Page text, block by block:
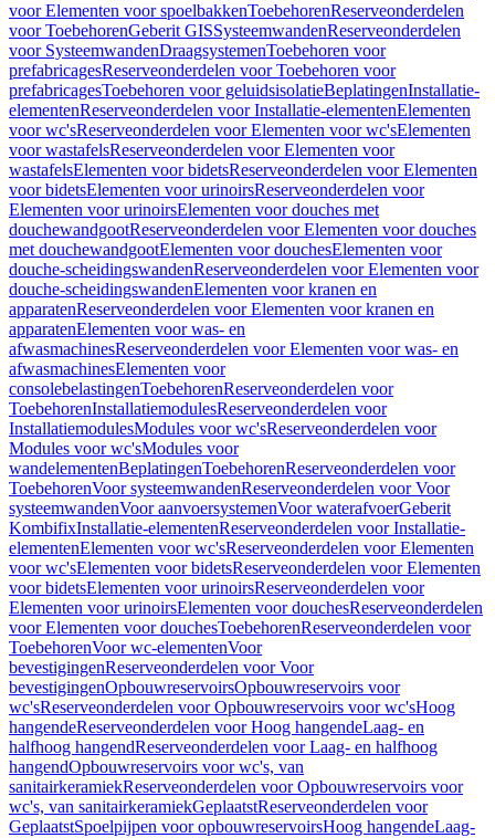
voor Elementen voor spoelbakkenToebehorenReserveonderdelen
voor ToebehorenGeberit GISSysteemwandenReserveonderdelen
voor SysteemwandenDraagsystemenToebehoren voor
prefabricagesReserveonderdelen voor Toebehoren voor
prefabricagesToebehoren voor geluidsisolatieBeplatingenInstallatie-
elementenReserveonderdelen voor Installatie-elementenElementen
voor wc'sReserveonderdelen voor Elementen voor wc'sElementen
voor wastafelsReserveonderdelen voor Elementen voor
wastafelsElementen voor bidetsReserveonderdelen voor Elementen
voor bidetsElementen voor urinoirsReserveonderdelen voor
Elementen voor urinoirsElementen voor douches met
douchewandgootReserveonderdelen voor Elementen voor douches
met douchewandgootElementen voor douchesElementen voor
douche-scheidingswandenReserveonderdelen voor Elementen voor
douche-scheidingswandenElementen voor kranen en
apparatenReserveonderdelen voor Elementen voor kranen en
apparatenElementen voor was- en
afwasmachinesReserveonderdelen voor Elementen voor was- en
afwasmachinesElementen voor
consolebelastingenToebehorenReserveonderdelen voor
ToebehorenInstallatiemodulesReserveonderdelen voor
InstallatiemodulesModules voor wc'sReserveonderdelen voor
Modules voor wc'sModules voor
wandelementenBeplatingenToebehorenReserveonderdelen voor
ToebehorenVoor systeemwandenReserveonderdelen voor Voor
systeemwandenVoor aanvoersystemenVoor waterafvoerGeberit
KombifixInstallatie-elementenReserveonderdelen voor Installatie-
elementenElementen voor wc'sReserveonderdelen voor Elementen
voor wc'sElementen voor bidetsReserveonderdelen voor Elementen
voor bidetsElementen voor urinoirsReserveonderdelen voor
Elementen voor urinoirsElementen voor douchesReserveonderdelen
voor Elementen voor douchesToebehorenReserveonderdelen voor
ToebehorenVoor wc-elementenVoor
bevestigingenReserveonderdelen voor Voor
bevestigingenOpbouwreservoirsOpbouwreservoirs voor
wc'sReserveonderdelen voor Opbouwreservoirs voor wc'sHoog
hangendeReserveonderdelen voor Hoog hangendeLaag- en
halfhoog hangendReserveonderdelen voor Laag- en halfhoog
hangendOpbouwreservoirs voor wc's, van
sanitairkeramiekReserveonderdelen voor Opbouwreservoirs voor
wc's, van sanitairkeramiekGeplaatstReserveonderdelen voor
GeplaatstSpoelpijpen voor opbouwreservoirsHoog hangendeLaag-